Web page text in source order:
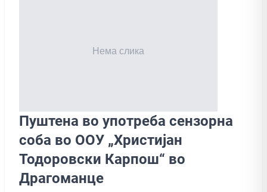
Пуштена во употреба сензорна
соба во ООУ „Христијан
Тодоровски Карпош“ во
Драгоманце